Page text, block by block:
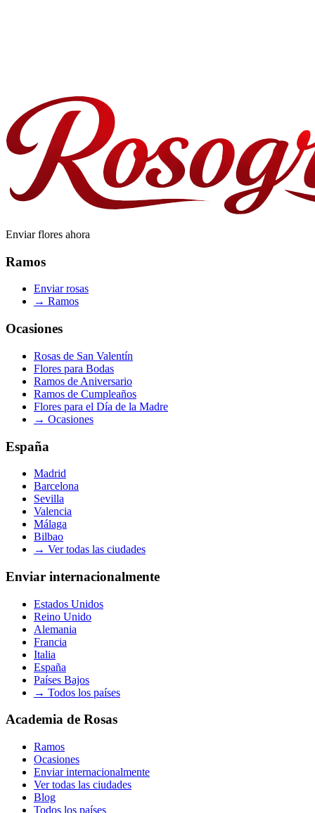
Enviar flores ahora
Ramos
Enviar rosas
→ Ramos
Ocasiones
Rosas de San Valentín
Flores para Bodas
Ramos de Aniversario
Ramos de Cumpleaños
Flores para el Día de la Madre
→ Ocasiones
España
Madrid
Barcelona
Sevilla
Valencia
Málaga
Bilbao
→ Ver todas las ciudades
Enviar internacionalmente
Estados Unidos
Reino Unido
Alemania
Francia
Italia
España
Países Bajos
→ Todos los países
Academia de Rosas
Ramos
Ocasiones
Enviar internacionalmente
Ver todas las ciudades
Blog
Todos los países